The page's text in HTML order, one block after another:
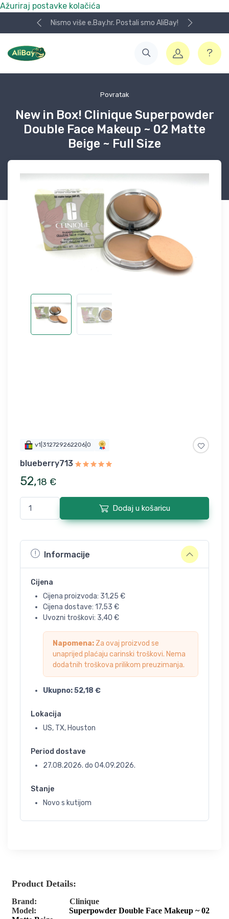
Ažuriraj postavke kolačića
Nismo više e.Bay.hr. Postali smo AliBay!
Povratak
New in Box! Clinique Superpowder
Double Face Makeup ~ 02 Matte
Beige ~ Full Size
v1|312729262206|0
blueberry713
52,18 €
Dodaj u košaricu
Informacije
Cijena
Cijena proizvoda: 31,25 €
Cijena dostave: 17,53 €
Uvozni troškovi: 3,40 €
Napomena: Za ovaj proizvod se
unaprijed plaćaju carinski troškovi. Nema
dodatnih troškova prilikom preuzimanja.
Ukupno:52,18 €
Lokacija
US, TX, Houston
Period dostave
27.08.2026. do 04.09.2026.
Stanje
Novo s kutijom